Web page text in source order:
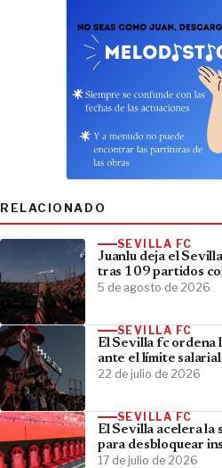
RELACIONADO
SEVILLA FC
Juanlu deja el
tras 109 partidos
5 de agosto de 2026
SEVILLA FC
El Sevilla fc ordena
ante el límite salarial
22 de julio de 2026
SEVILLA FC
El Sevilla acelera la
para desbloquear
17 de julio de 2026